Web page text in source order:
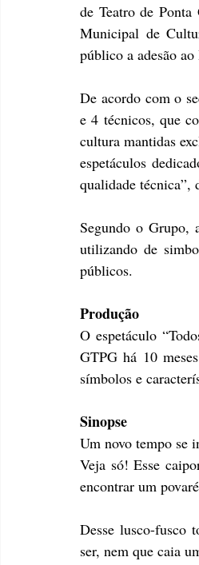
de Teatro de
Municipal de
público a adesão
De acordo com o
e 4 técnicos, que
cultura mantidas
espetáculos
qualidade técnica”,
Segundo o Grupo,
utilizando de
públicos.
Produção
O espetáculo
GTPG há 10
símbolos e
Sinopse
Um novo tempo se
Veja só! Esse
encontrar um
Desse lusco-fusco
ser, nem que caia